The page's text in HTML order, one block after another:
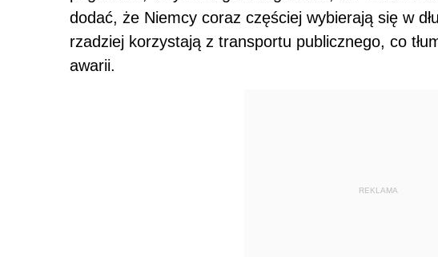
dodać, że Niemcy coraz częściej wybierają się w
rzadziej korzystają z transportu publicznego, co
awarii.
REKLAMA